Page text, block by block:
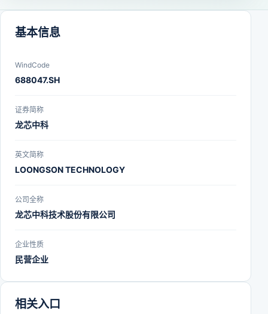
基本信息
WindCode
688047.SH
证券简称
龙芯中科
英文简称
LOONGSON TECHNOLOGY
公司全称
龙芯中科技术股份有限公司
企业性质
民营企业
相关入口